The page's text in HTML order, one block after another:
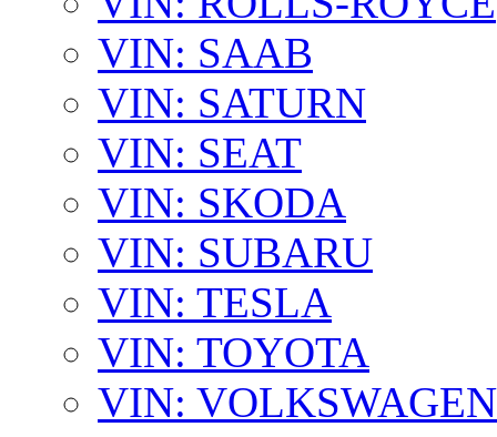
VIN: SAAB
VIN: SATURN
VIN: SEAT
VIN: SKODA
VIN: SUBARU
VIN: TESLA
VIN: TOYOTA
VIN: VOLKSWAGEN